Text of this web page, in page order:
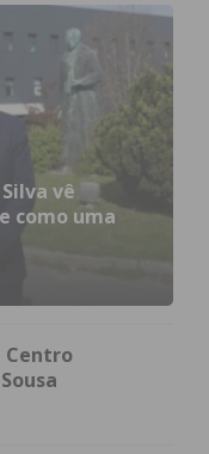
vê
como uma
Centro